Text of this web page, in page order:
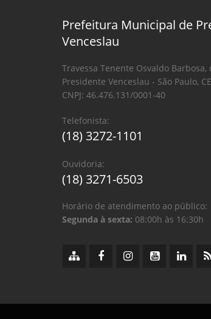
Prefeitura Municipal de
Venceslau
Travessa Tenente Osvaldo Barbosa,
Presidente Venceslau - São Paulo,
CNPJ: 46.476.131/0001-40
Telefonista:
(18) 3272-1101
Ouvidoria:
(18) 3271-6503
Horário de atendimento ao público:
Segunda à sexta: 08:00h às 16:30h